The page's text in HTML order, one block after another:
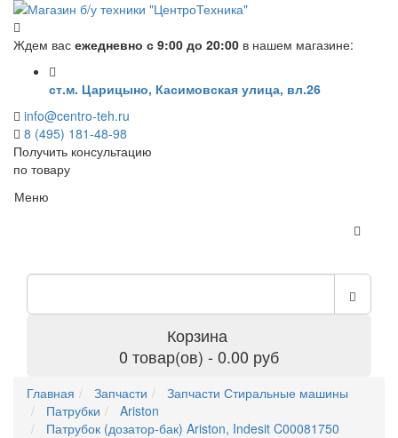
Ждем вас ежедневно с 9:00 до 20:00 в нашем магазине:
ст.м. Царицыно, Касимовская улица, вл.26
info@centro-teh.ru
8 (495) 181-48-98
Получить консультацию
по товару
Меню
Корзина
0 товар(ов) - 0.00 руб
Главная Запчасти
Запчасти Стиральные машины
Патрубки
Ariston
Патрубок (дозатор-бак) Ariston, Indesit C00081750